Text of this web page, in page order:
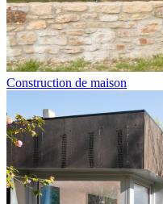
Construction de maison